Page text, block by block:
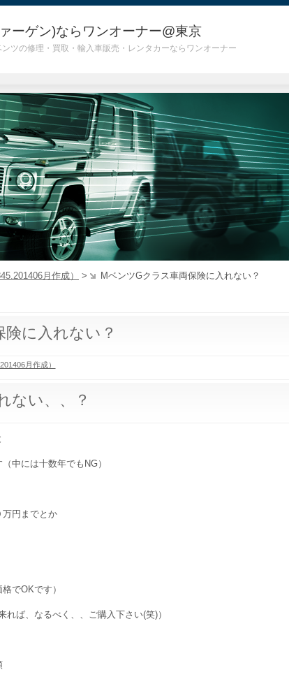
ーゲン)ならワンオーナー@東京
ツの修理・買取・輸入車販売・レンタカーならワンオーナー
月作成） > MベンツGクラス車両保険に入れない？
に入れない？
月作成）
ない、、？
中には十数年でもNG）
万円までとか
でOKです）
ば、なるべく、、ご購入下さい(笑)）